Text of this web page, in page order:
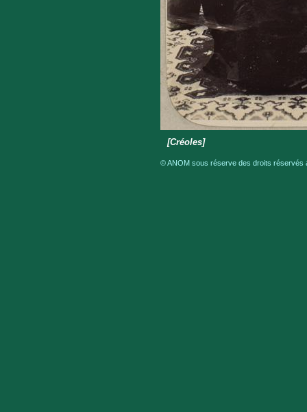
[Créoles]
© ANOM sous réserve des droits réservés